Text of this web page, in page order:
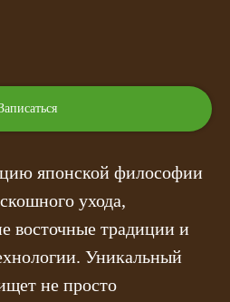
японской философии
ухода,
восточные традиции и
Уникальный
не просто